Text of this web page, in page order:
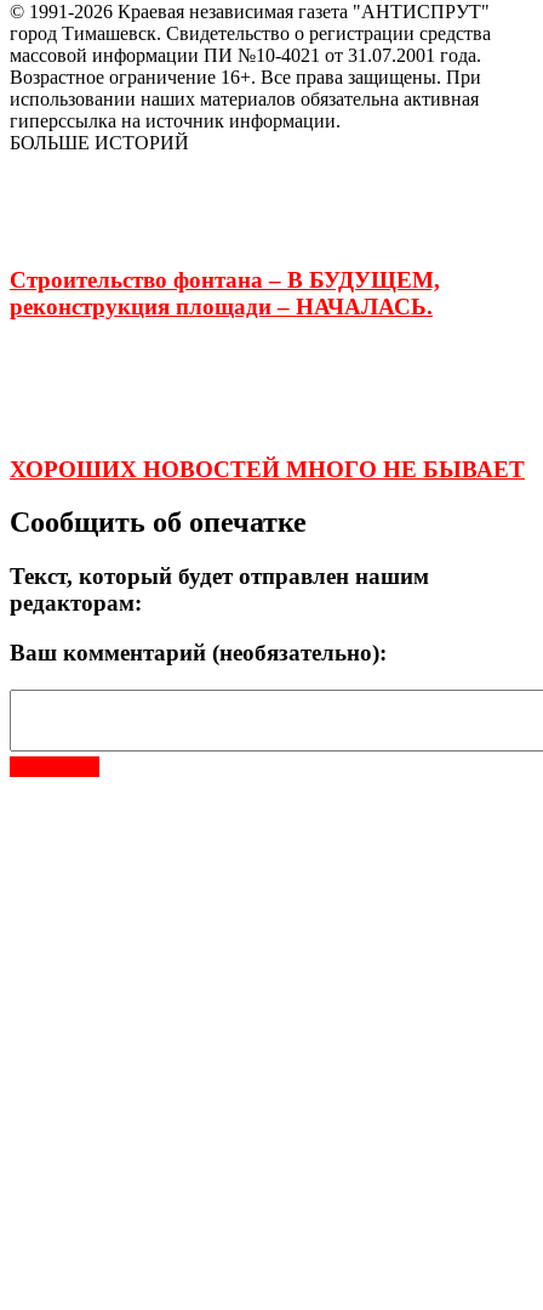
© 1991-2026 Краевая независимая газета "АНТИСПРУТ"
город Тимашевск. Свидетельство о регистрации средства
массовой информации ПИ №10-4021 от 31.07.2001 года.
Возрастное ограничение 16+. Все права защищены. При
использовании наших материалов обязательна активная
гиперссылка на источник информации.
БОЛЬШЕ ИСТОРИЙ
Строительство фонтана – В БУДУЩЕМ,
реконструкция площади – НАЧАЛАСЬ.
ХОРОШИХ НОВОСТЕЙ МНОГО НЕ БЫВАЕТ
Сообщить об опечатке
Текст, который будет отправлен нашим
редакторам:
Ваш комментарий (необязательно):